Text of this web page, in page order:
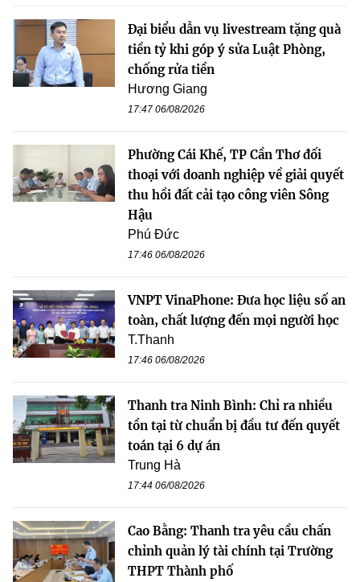
Đại biểu dẫn vụ livestream tặng quà
tiền tỷ khi góp ý sửa Luật Phòng,
chống rửa tiền
Hương Giang
17:47 06/08/2026
Phường Cái Khế, TP Cần Thơ đối
thoại với doanh nghiệp về giải quyết
thu hồi đất cải tạo công viên Sông
Hậu
Phú Đức
17:46 06/08/2026
VNPT VinaPhone: Đưa học liệu số an
toàn, chất lượng đến mọi người học
T.Thanh
17:46 06/08/2026
Thanh tra Ninh Bình: Chỉ ra nhiều
tồn tại từ chuẩn bị đầu tư đến quyết
toán tại 6 dự án
Trung Hà
17:44 06/08/2026
Cao Bằng: Thanh tra yêu cầu chấn
chỉnh quản lý tài chính tại Trường
THPT Thành phố